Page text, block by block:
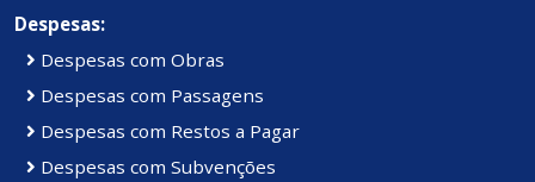
Despesas:
Despesas com Obras
Despesas com Passagens
Despesas com Restos a Pagar
Despesas com Subvenções